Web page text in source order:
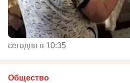
сегодня в 10:35
Общество